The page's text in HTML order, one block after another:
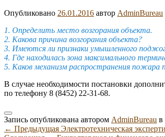
Опубликовано 26.01.2016 автор AdminBureau
1. Определить место возгорания объекта.
2. Какова причина возгорания объекта?
3. Имеются ли признаки умышленного
4. Где находилась зона максимального
5. Каков механизм распространения пожара
В случае необходимости постановки
по телефону 8 (8452) 22-31-68.
Запись опубликована автором AdminBureau в
Навигация
← Предыдущая Предыдущая
Электротехническая